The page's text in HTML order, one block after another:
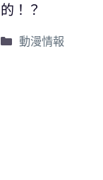
的！？
動漫情報